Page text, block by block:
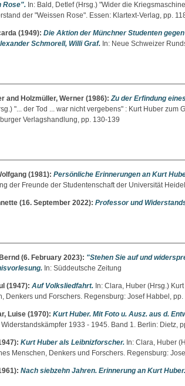
Rose". In: Bald, Detlef(Hrsg.) "Wider die
der "Weissen Rose". Essen: Klartext-Verlag, pp.
(1949): Die Aktion der Münchner Studenten
Schmorell, Willi Graf. In: Neue Schweizer
and Holzmüller, Werner (1986): Zu der Erfindung
"... der Tod ... war nicht vergebens" : Kurt Huber zum
Verlagshandlung, pp. 130-139
(1981): Persönliche Erinnerungen an Kurt
der Freunde der Studentenschaft der Universität
(16. September 2022): Professor und
(6. February 2023): "Stehen Sie auf und
In: Süddeutsche Zeitung
(1947): Auf Volksliedfahrt. In: Clara, Huber(Hrsg.) Kurt
Denkers und Forschers. Regensburg: Josef Habbel, pp.
Luise (1970): Kurt Huber. Mit Foto u. Ausz. aus d.
Widerstandskämpfer 1933 - 1945. Band 1. Berlin: Dietz,
Kurt Huber als Leibnizforscher. In: Clara, Huber
Menschen, Denkers und Forschers. Regensburg:
Nach siebzehn Jahren. Erinnerung an Kurt Huber.